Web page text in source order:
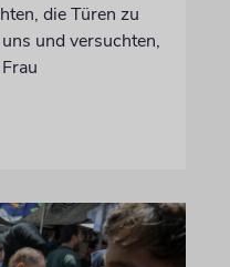
die Türen zu
und versuchten,